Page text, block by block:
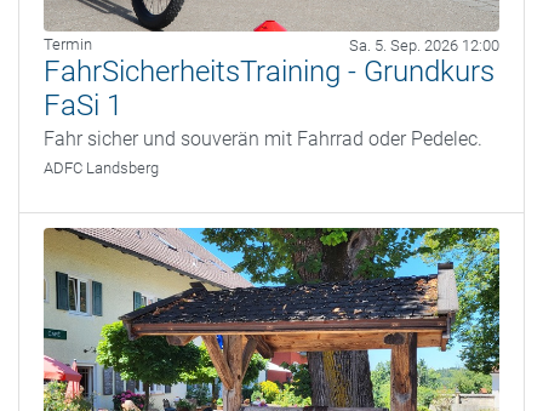
Termin Sa. 5. Sep. 2026 12:00
FahrSicherheitsTraining - Grundkurs
FaSi 1
Fahr sicher und souverän mit Fahrrad oder Pedelec.
ADFC Landsberg